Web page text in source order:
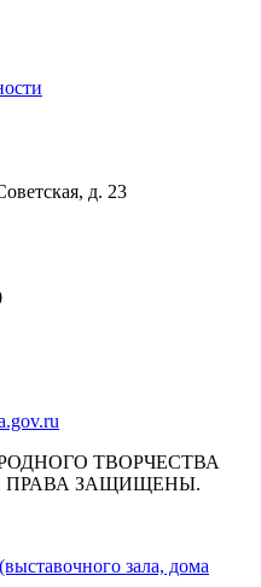
д. 23
ТВОРЧЕСТВА
ПРАВА ЗАЩИЩЕНЫ.
зала, дома